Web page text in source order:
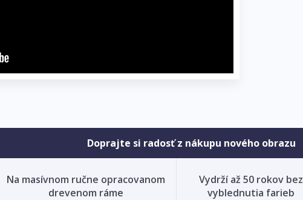
Doprajte si radosť z nákupu nového obrazu
Na masívnom ručne opracovanom
drevenom ráme
Vydrží až 50 rokov bez
vyblednutia farieb